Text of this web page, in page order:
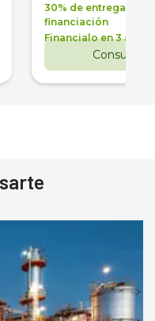
30% de entrega +
financiación
Financialo en 3 años
Consultar